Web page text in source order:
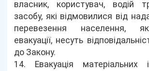
власник, користувач, водій
засобу, які відмовилися від
перевезення населення,
евакуації, несуть
до Закону.
14. Евакуація матеріальних